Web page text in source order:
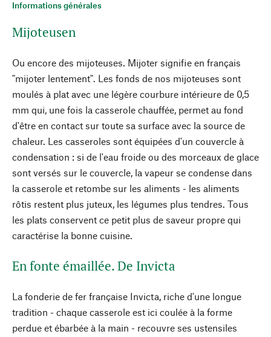
Informations générales
Mijoteusen
Ou encore des mijoteuses. Mijoter signifie en français
"mijoter lentement". Les fonds de nos mijoteuses sont
moulés à plat avec une légère courbure intérieure de 0,5
mm qui, une fois la casserole chauffée, permet au fond
d'être en contact sur toute sa surface avec la source de
chaleur. Les casseroles sont équipées d'un couvercle à
condensation : si de l'eau froide ou des morceaux de glace
sont versés sur le couvercle, la vapeur se condense dans
la casserole et retombe sur les aliments - les aliments
rôtis restent plus juteux, les légumes plus tendres. Tous
les plats conservent ce petit plus de saveur propre qui
caractérise la bonne cuisine.
En fonte émaillée. De Invicta
La fonderie de fer française Invicta, riche d'une longue
tradition - chaque casserole est ici coulée à la forme
perdue et ébarbée à la main - recouvre ses ustensiles